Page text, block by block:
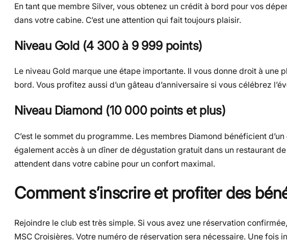
En tant que membre Silver, vous obtenez un crédit à bord pour vos
dans votre cabine. C’est une attention qui fait toujours plaisir.
Niveau Gold (4 300 à 9 999 points)
Le niveau Gold marque une étape importante. Il vous donne droit à
bord. Vous profitez aussi d’un gâteau d’anniversaire si vous célébrez
Niveau Diamond (10 000 points et plus)
C’est le sommet du programme. Les membres Diamond bénéficient
également accès à un dîner de dégustation gratuit dans un restaurant
attendent dans votre cabine pour un confort maximal.
Comment s’inscrire et profiter des
Rejoindre le club est très simple. Si vous avez une réservation
MSC Croisières. Votre numéro de réservation sera nécessaire. Une